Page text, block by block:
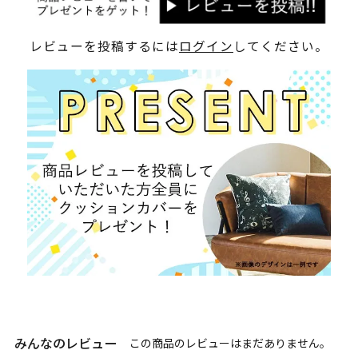
レビューを投稿するにはログイン してください。
みんなのレビュー この商品のレビューはまだありません。